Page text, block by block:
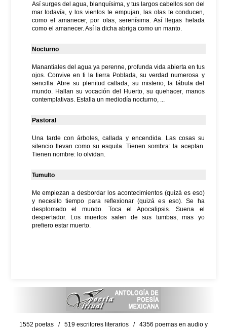
Así surges del agua, blanquísima, y tus largos cabellos son del
mar todavía, y los vientos te empujan, las olas te conducen,
como el amanecer, por olas, serenísima. Así llegas helada
como el amanecer. Así la dicha abriga como un manto.
Nocturno
Manantiales del agua ya perenne, profunda vida abierta en tus
ojos. Convive en ti la tierra Poblada, su verdad numerosa y
sencilla. Abre su plenitud callada, su misterio, la fábula del
mundo. Hallan su vocación del Huerto, su quehacer, manos
contemplativas. Estalla un mediodía nocturno, ...
Pastoral
Una tarde con árboles, callada y encendida. Las cosas su
silencio llevan como su esquila. Tienen sombra: la aceptan.
Tienen nombre: lo olvidan.
Tumulto
Me empiezan a desbordar los acontecimientos (quizá es eso)
y necesito tiempo para reflexionar (quizá es eso). Se ha
desplomado el mundo. Toca el Apocalipsis. Suena el
despertador. Los muertos salen de sus tumbas, mas yo
prefiero estar muerto.
1552 poetas / 519 escritores literarios / 4356 poemas en audio y